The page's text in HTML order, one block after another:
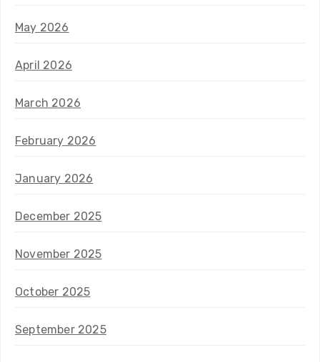
May 2026
April 2026
March 2026
February 2026
January 2026
December 2025
November 2025
October 2025
September 2025